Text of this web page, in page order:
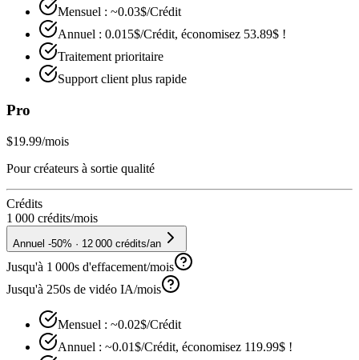
Mensuel : ~0.03$/Crédit
Annuel : 0.015$/Crédit, économisez 53.89$ !
Traitement prioritaire
Support client plus rapide
Pro
$19.99/mois
Pour créateurs à sortie qualité
Crédits
1 000 crédits/mois
Annuel -50% · 12 000 crédits/an
Jusqu'à 1 000s d'effacement/mois
Jusqu'à 250s de vidéo IA/mois
Mensuel : ~0.02$/Crédit
Annuel : ~0.01$/Crédit, économisez 119.99$ !